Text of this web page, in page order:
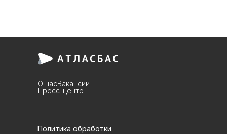
Политика обработки
О насВакансии
Пресс-центр